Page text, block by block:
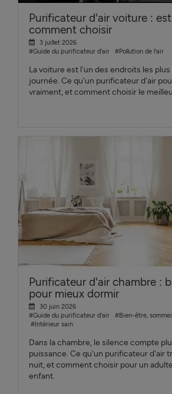
Purificateur d'air voiture :
comment choisir
3 juillet 2026
#Guide du purificateur d'air
#Pollution de l'air
La voiture est l'un des endroits les plus
journée. Ce qu'un purificateur d'air
vraiment, et comment choisir le
Purificateur d'air chambre :
pour mieux dormir
30 juin 2026
#Guide du purificateur d'air
#Bien-être,
#Intérieur sain
Dans la chambre, le silence compte
puissance. Ce qu'un purificateur d'air
nuit, et comment choisir pour un
enfant.